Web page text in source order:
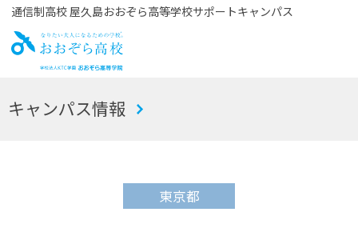
通信制高校 屋久島おおぞら高等学校サポートキャンパス
お
キャンパス情報
東京都